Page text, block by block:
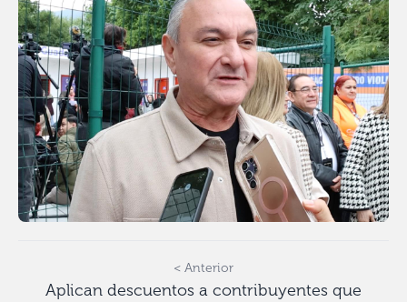
< Anterior
Aplican descuentos a contribuyentes que